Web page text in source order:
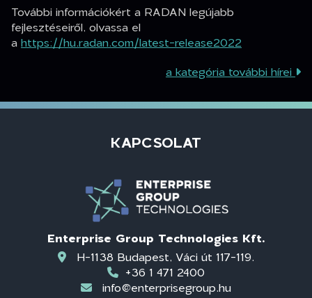
További információkért a RADAN legújabb
fejlesztéseiről, olvassa el
a https://hu.radan.com/latest-release2022
a kategória további hírei
KAPCSOLAT
Enterprise Group Technologies Kft.
H-1138 Budapest, Váci út 117-119.
+36 1 471 2400
info@enterprisegroup.hu